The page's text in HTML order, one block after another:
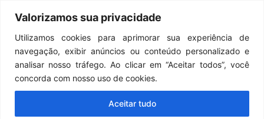
Valorizamos sua privacidade
Utilizamos cookies para aprimorar sua experiência de
navegação, exibir anúncios ou conteúdo personalizado e
analisar nosso tráfego. Ao clicar em “Aceitar todos”, você
concorda com nosso uso de cookies.
Aceitar tudo
Menu